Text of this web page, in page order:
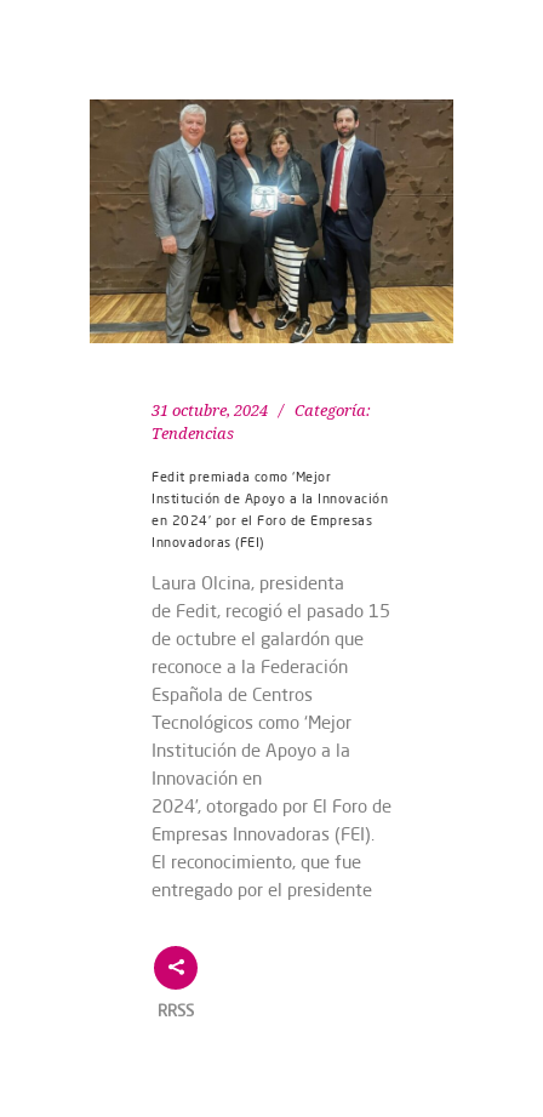
31 octubre, 2024
Categoría:
Tendencias
Fedit premiada como ‘Mejor
Institución de Apoyo a la Innovación
en 2024’ por el Foro de Empresas
Innovadoras (FEI)
Laura Olcina, presidenta
de Fedit, recogió el pasado 15
de octubre el galardón que
reconoce a la Federación
Española de Centros
Tecnológicos como ‘Mejor
Institución de Apoyo a la
Innovación en
2024’, otorgado por El Foro de
Empresas Innovadoras (FEI).
El reconocimiento, que fue
entregado por el presidente
RRSS